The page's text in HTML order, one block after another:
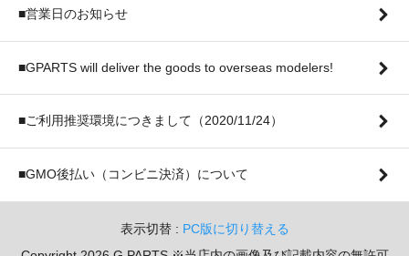
■営業日のお知らせ
■GPARTS will deliver the goods to overseas modelers!
■ご利用推奨環境につきまして（2020/11/24）
■GMO後払い（コンビニ決済）について
表示切替 : PC版に切り替える